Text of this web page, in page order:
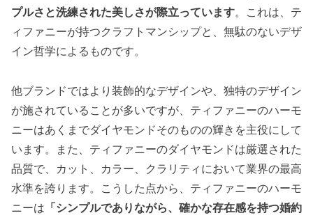
プルさと洗練された美しさが際立っています。これは、テ
ィファニーが持つクラフトマンシップと、無駄のないデザ
イン哲学によるものです。
他ブランドではより装飾的なデザインや、独特のデザイン
が施されていることが多いですが、ティファニーのハーモ
ニーはあくまでダイヤモンドそのものの輝きを主役にして
います。また、ティファニーのダイヤモンドは厳選された
品質で、カット、カラー、クラリティにおいて業界の最高
水準を誇ります。こうした点から、ティファニーのハーモ
ニーは 「シンプルでありながら、確かな存在感を持つ婚約